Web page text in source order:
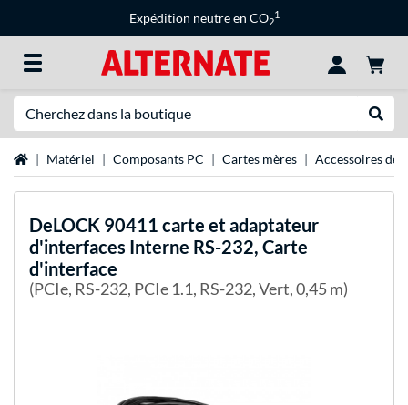
Expédition neutre en CO2
1
Page d'accueil
Matériel Composants PC Cartes mères Accessoires de
DeLOCK 90411 carte et adaptateur
d'interfaces Interne RS-232, Carte
d'interface
(PCIe, RS-232, PCIe 1.1, RS-232, Vert, 0,45 m)